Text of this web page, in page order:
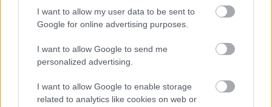
I want to allow my user data to be sent to
Google for online advertising purposes.
I want to allow Google to send me
personalized advertising.
I want to allow Google to enable storage
related to analytics like cookies on web or
Semi-makatotohanang eksena ng pantasya ng isang
naka-hood na Tarnished na nakaharap sa isang
napakalaking troll na bato sa isang nagliliyab na
yungib sa ilalim ng lupa bago ang labanan.
I-click o i-tap ang larawan para sa karagdagang
impormasyon at mas mataas na resolution.